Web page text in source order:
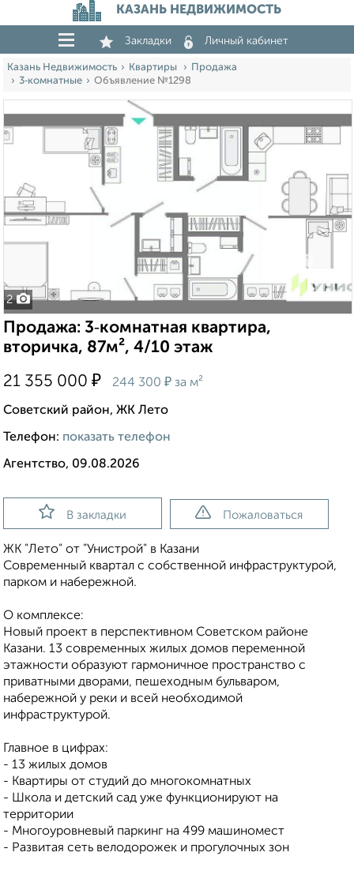
КАЗАНЬ НЕДВИЖИМОСТЬ
Закладки Личный кабинет
Казань Недвижимость Квартиры
Продажа
3‑комнатные
Объявление №1298
2
Продажа: 3‑комнатная квартира,
вторичка, 87м², 4/10 этаж
21 355 000 ₽ 244 300 ₽ за м²
Советский район, ЖК Лето
Телефон: показать телефон
Агентство, 09.08.2026
В закладки Пожаловаться
ЖК "Лето" от "Унистрой" в Казани
Современный квартал с собственной инфраструктурой,
парком и набережной.
О комплексе:
Новый проект в перспективном Советском районе
Казани. 13 современных жилых домов переменной
этажности образуют гармоничное пространство с
приватными дворами, пешеходным бульваром,
набережной у реки и всей необходимой
инфраструктурой.
Главное в цифрах:
- 13 жилых домов
- Квартиры от студий до многокомнатных
- Школа и детский сад уже функционируют на
территории
- Многоуровневый паркинг на 499 машиномест
- Развитая сеть велодорожек и прогулочных зон